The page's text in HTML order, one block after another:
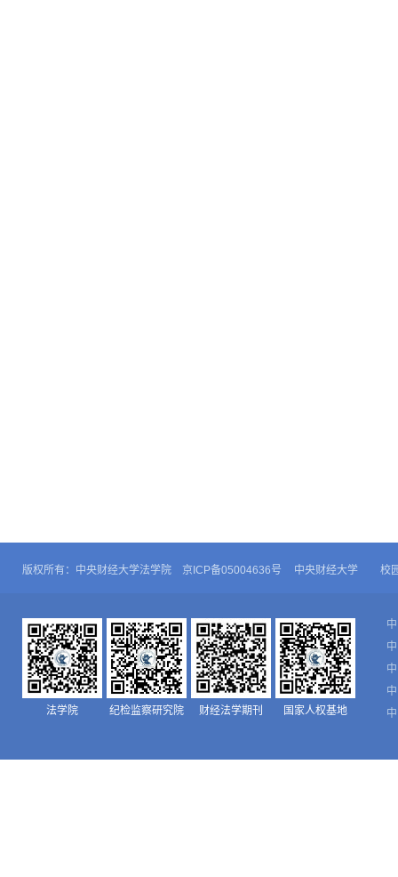
版权所有：中央财经大学法学院 京ICP备05004636号 中央财经大学 校
法学院 纪检监察研究院 财经法学期刊 国家人权基地